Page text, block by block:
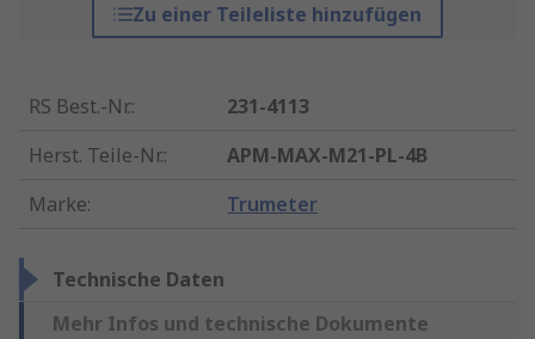
Zu einer Teileliste hinzufügen
RS Best.-Nr.:
231-4113
Herst. Teile-Nr.:
APM-MAX-M21-PL-4B
Marke: Trumeter
Technische Daten
Mehr Infos und technische Dokumente